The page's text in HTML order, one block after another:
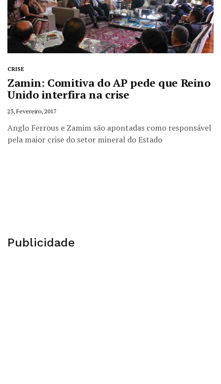
CRISE
Zamin: Comitiva do AP pede que Reino
Unido interfira na crise
23, Fevereiro, 2017
Anglo Ferrous e Zamim são apontadas como responsável
pela maior crise do setor mineral do Estado
Publicidade